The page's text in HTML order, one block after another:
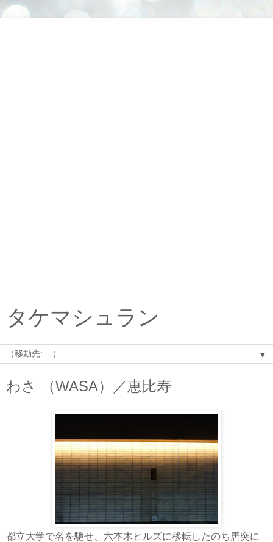
タケマシュラン
▼
わさ （WASA）／恵比寿
都立大学で名を馳せ、六本木ヒルズに移転したのち唐突に